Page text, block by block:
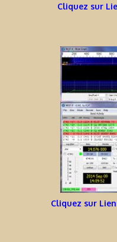
Cliquez sur
Cliquez sur